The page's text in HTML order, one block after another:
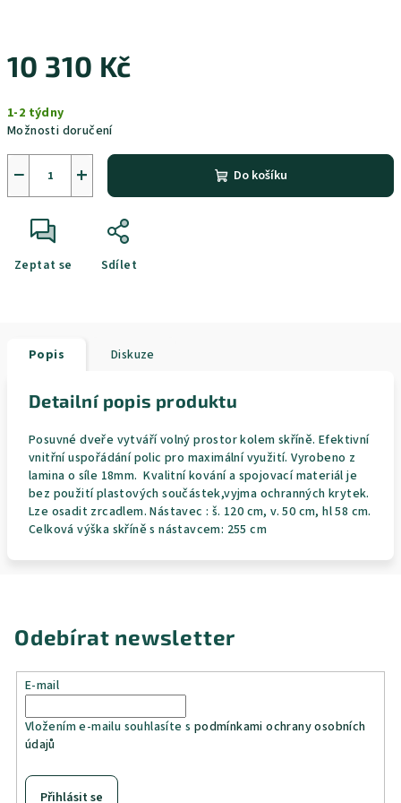
10 310 Kč
cena:
1-2 týdny
Možnosti doručení
+
− Do košíku
Zeptat se Sdílet
Popis Diskuze
Detailní popis produktu
Posuvné dveře vytváří volný prostor kolem skříně. Efektivní
vnitřní uspořádání polic pro maximální využití. Vyrobeno z
lamina o síle 18mm. Kvalitní kování a spojovací materiál je
bez použití plastových součástek,vyjma ochranných krytek.
Lze osadit zrcadlem. Nástavec : š. 120 cm, v. 50 cm, hl 58 cm.
Celková výška skříně s nástavcem: 255 cm
Odebírat newsletter
E-mail
Vložením e-mailu souhlasíte s podmínkami ochrany osobních
údajů
Přihlásit se